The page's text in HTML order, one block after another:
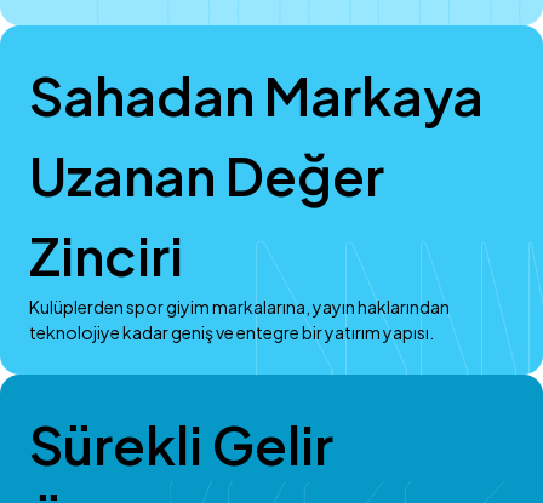
Sahadan Markaya
Uzanan Değer
Zinciri
Kulüplerden spor giyim markalarına, yayın haklarından
teknolojiye kadar geniş ve entegre bir yatırım yapısı.
Sürekli Gelir